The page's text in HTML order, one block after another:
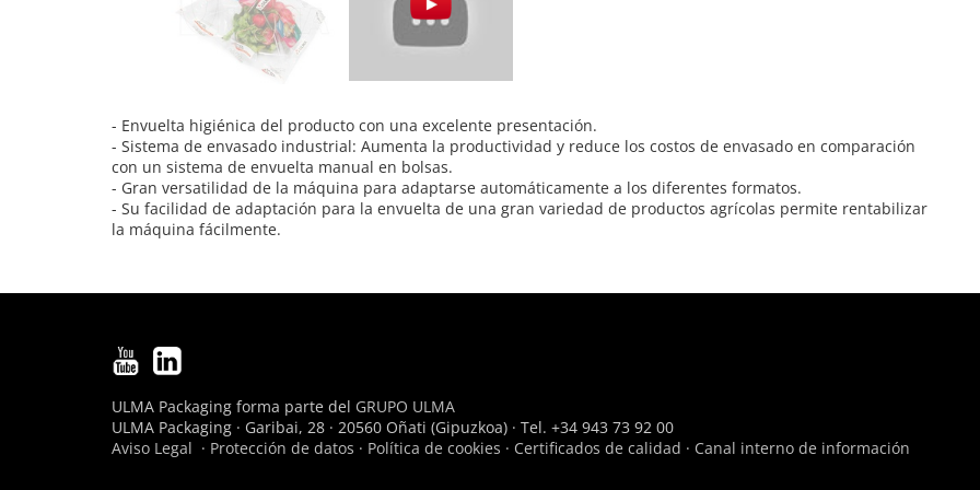
- Envuelta higiénica del producto con una excelente presentación.
- Sistema de envasado industrial: Aumenta la productividad y reduce los costos de envasado en comparación
con un sistema de envuelta manual en bolsas.
- Gran versatilidad de la máquina para adaptarse automáticamente a los diferentes formatos.
- Su facilidad de adaptación para la envuelta de una gran variedad de productos agrícolas permite rentabilizar
la máquina fácilmente.
ULMA Packaging forma parte del GRUPO ULMA
ULMA Packaging · Garibai, 28 · 20560 Oñati (Gipuzkoa) · Tel. +34 943 73 92 00
Aviso Legal · Protección de datos · Política de cookies · Certificados de calidad · Canal interno de información